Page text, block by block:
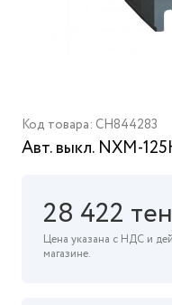
Код товара: CH844283
Авт. выкл. NXM-
28 422
Цена указана с НДС и
магазине.